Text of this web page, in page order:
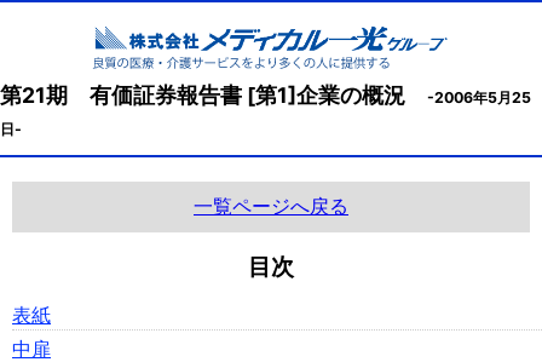
第21期 有価証券報告書 [第1]企業の概況
-2006年5月25
日-
一覧ページへ戻る
目次
表紙
中扉